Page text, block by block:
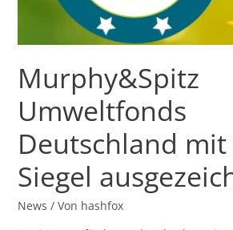
Murphy&Spitz
Umweltfonds
Deutschland mit
Siegel
News / Von hashfox